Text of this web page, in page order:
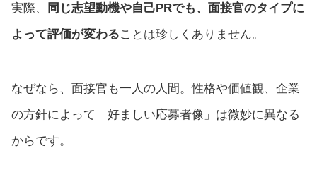
実際、
同じ志望動機や自己PRでも、面接官のタイプに
よって評価が変わることは珍しくありません。
なぜなら、面接官も一人の人間。性格や価値観、企業
の方針によって「好ましい応募者像」は微妙に異なる
からです。